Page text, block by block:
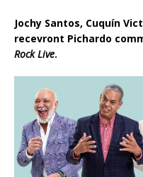
Jochy Santos, Cuquín
recevront Pichardo
Rock Live.